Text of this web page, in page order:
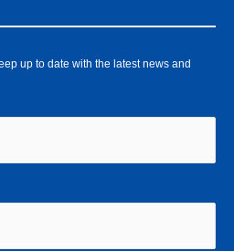
up to date with the latest news and